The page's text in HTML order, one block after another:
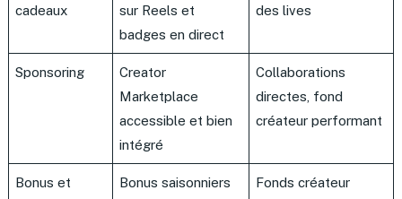
cadeaux
sur Reels et
badges en direct
des lives
Sponsoring
Creator
Marketplace
accessible et bien
intégré
Collaborations
directes, fond
créateur performant
Bonus et
Bonus saisonniers
Fonds créateur